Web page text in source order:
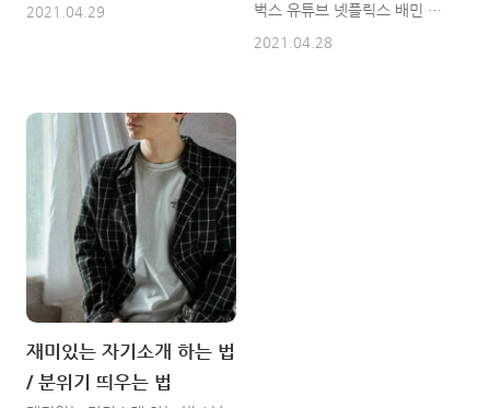
카드로서 KB국민카드 탄탄대로
따라 월간 할인한도가 제공됩니
다. 중요한건 무이자할부 이용
금액, 상품권 및 선불카드 구입,
충전금액은 할인 서비스 제외
대상입니다. [이용실적 제외 대
상] KB국민 탄탄대로 올쇼핑 티
타늄카드로 '쇼핑영역, 자동납
부영역' 할인서비스 받은 이용
건(해당 매출 전체), 단기카드대
출(현금서비스), 장기카드대출
아파트관리비, 정부지원금, 초,
중,고등(국,공립) 학교납입금,
대학(대학원) 등록금, 각종 수수
2021.04.29
벅스 유튜브 넷플릭스 배민 할
삶이 많이 바뀌었습니다. 사회
2021.04.28
재미있는 자기소개 하는 법
/ 분위기 띄우는 법